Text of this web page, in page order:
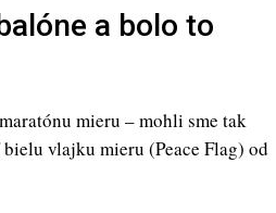
a bolo to
mieru – mohli sme tak
vlajku mieru (Peace Flag) od